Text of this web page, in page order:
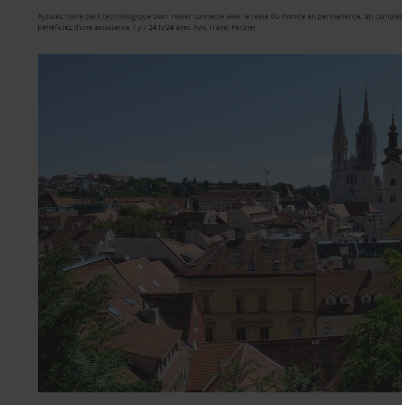
Ajoutez notre pack technologique pour rester connecté avec le reste du monde en permanence, un
bénéficiez d’une assistance 7 j/7 24 h/24 avecAvis Travel Partner.